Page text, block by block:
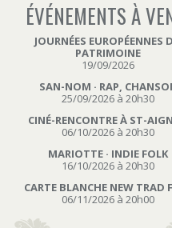
ÉVÉNEMENTS À
JOURNÉES EUROPÉENNES
PATRIMOINE
19/09/2026
SAN-NOM · RAP,
25/09/2026 à 20h30
CINÉ-RENCONTRE À ST-
06/10/2026 à 20h30
MARIOTTE · INDIE FOLK
16/10/2026 à 20h30
CARTE BLANCHE NEW TRAD
06/11/2026 à 20h00